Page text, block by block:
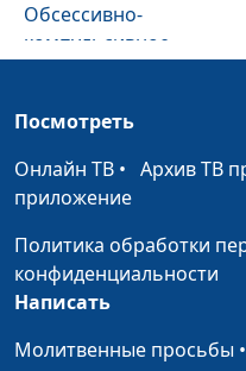
Обсессивно-
компульсивное
Психология и
организации
личности (вторая
часть)
Психология и
христианство. Уровни
организации
Посмотреть
Онлайн ТВ • Архив ТВ
приложение
Политика обработки
конфиденциальности
Написать
Молитвенные просьбы •